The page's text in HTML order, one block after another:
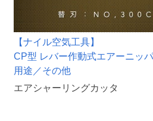
【ナイル空気工具】
CP型 レバー作動式エアーニッ
用途／その他
エアシャーリングカッタ